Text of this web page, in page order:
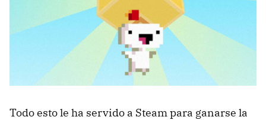
Todo esto le ha servido a Steam para ganarse la